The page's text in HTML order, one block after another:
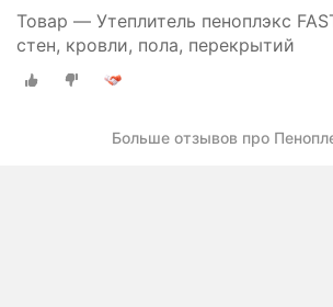
Товар — Утеплитель пеноплэкс
стен, кровли, пола, перекрытий
Больше отзывов про